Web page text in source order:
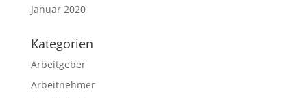
Januar 2020
Kategorien
Arbeitgeber
Arbeitnehmer